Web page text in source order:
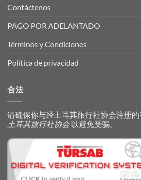
Contáctenos
PAGO POR ADELANTADO
Términos y Condiciones
Política de privacidad
合法
请确保你与经土耳其旅行社协会注册的
土耳其旅行社协会以避免受骗。